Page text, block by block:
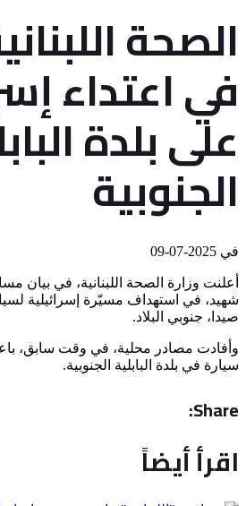
الصحة
في اعتداء
على بلدة
الجنوبية
في
أعلنت وزارة الصحة اللبنانية، في بيان
شهيد، في استهداف مسيّرة إسرائيلية
صيدا، جنوبي البلاد.
وأفادت مصادر محلية، في وقت سابق،
سيارة في بلدة البابلية الجنوبية.
Share:
اقرأ أيضاً